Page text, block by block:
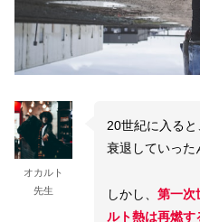
オカルト
先生
20世紀に入る
衰退していった
しかし、第一次
ルト熱は再燃す